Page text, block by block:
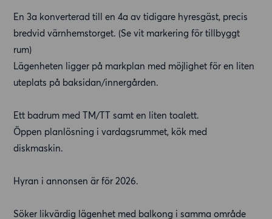
En 3a konverterad till en 4a av tidigare hyresgäst, precis
bredvid värnhemstorget. (Se vit markering för tillbyggt
rum)
Lägenheten ligger på markplan med möjlighet för en liten
uteplats på baksidan/innergården.
Ett badrum med TM/TT samt en liten toalett.
Öppen planlösning i vardagsrummet, kök med
diskmaskin.
Hyran i annonsen är för 2026.
Söker likvärdig lägenhet med balkong i samma område